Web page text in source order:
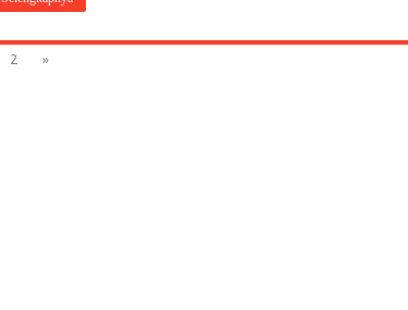
2 »